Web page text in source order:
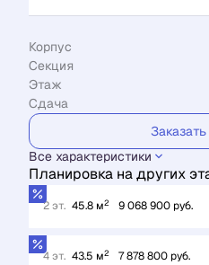
Корпус
Секция
Этаж
Сдача
Все характеристики
Планировка на других
2 эт. 45.8 м2 9 068 900 руб.
4 эт. 43.5 м2 7 878 800 руб.